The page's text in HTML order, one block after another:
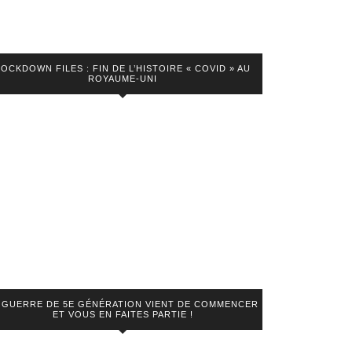
FILES : FIN DE L’HISTOIRE « COVID » AU
ROYAUME-UNI
GUERRE DE 5E GÉNÉRATION VIENT DE COMMENCER
ET VOUS EN FAITES PARTIE !